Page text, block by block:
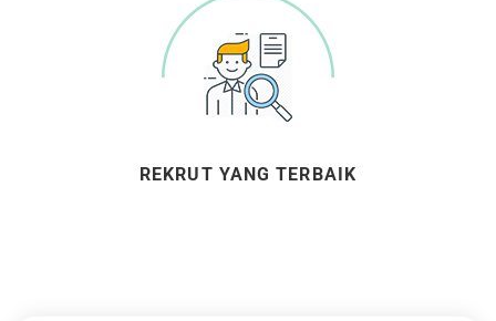
REKRUT YANG TERBAIK